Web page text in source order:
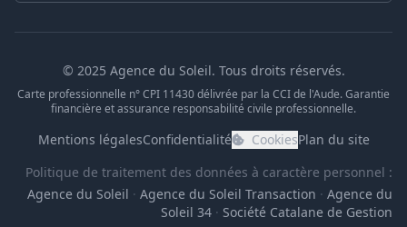
© 2025 Agence du Soleil. Tous droits réservés.
Carte professionnelle n° CPI 11430 délivrée par la CCI de l'Aude. Garantie
financière et assurance responsabilité civile professionnelle.
Mentions légalesConfidentialité CookiesPlan du site
Politique de traitement des données à caractère personnel :
Agence du Soleil · Agence du Soleil Transaction · Agence du
Soleil 34 · Société Catalane de Gestion